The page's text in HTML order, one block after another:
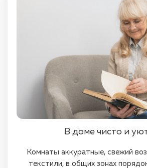
В доме чисто и
Комнаты аккуратные, свежий
текстили, в общих зонах